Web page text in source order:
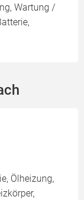
Wartung /
Ölheizung,